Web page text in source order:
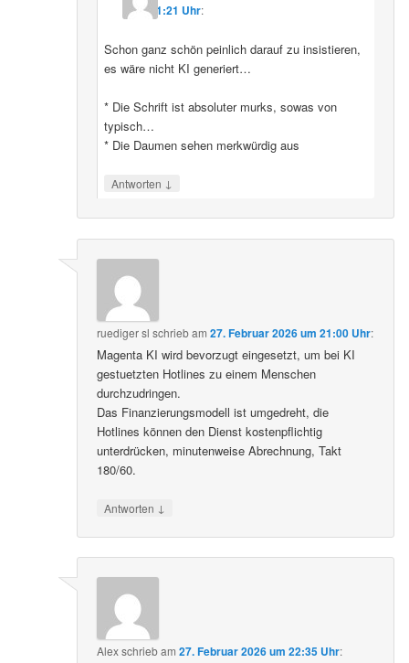
11:21 Uhr:
Schon ganz schön peinlich darauf zu insistieren,
es wäre nicht KI generiert…
* Die Schrift ist absoluter murks, sowas von
typisch…
* Die Daumen sehen merkwürdig aus
Antworten ↓
ruediger sl schriebam27. Februar 2026 um 21:00 Uhr:
Magenta KI wird bevorzugt eingesetzt, um bei KI
gestuetzten Hotlines zu einem Menschen
durchzudringen.
Das Finanzierungsmodell ist umgedreht, die
Hotlines können den Dienst kostenpflichtig
unterdrücken, minutenweise Abrechnung, Takt
180/60.
Antworten ↓
Alexschriebam27. Februar 2026 um 22:35 Uhr: